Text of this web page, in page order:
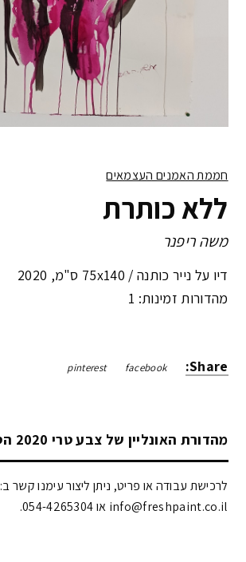
חממת האמנים העצמאים
ללא כותרת
משה ריפנר
דיו על נייר כותנה / 75x140 ס"מ ,
מהדורות זמינות: 1
Share:
facebook
pinterest
מהדורת האונליין של צבע טרי 2020 הסתיימה!
לרכישת עבודה או פריט, ניתן ליצור עימנו קשר ב:
info@freshpaint.co.il‏ או 054-4265304.